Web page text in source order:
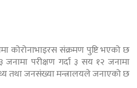
कोरोनाभाइरस संक्रमण पुष्टि भएको छ
परीक्षण गर्दा ३ सय १२ जनामा
तथा जनसंख्या मन्त्रालयले जनाएको छ